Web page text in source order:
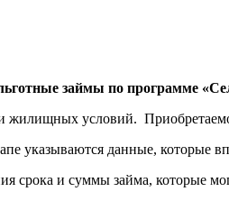
займы по программе
условий.
указываются данные, которые
и суммы займа, которые